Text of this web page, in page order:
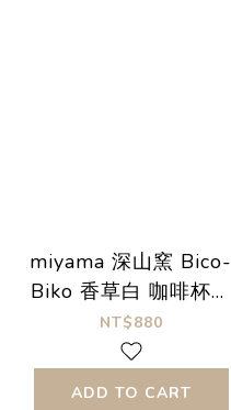
miyama 深山窯 Bico-
Biko 香草白 咖啡杯盤
組
NT$880
ADD TO CART